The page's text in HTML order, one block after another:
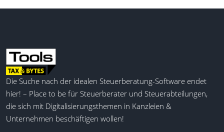
Die Suche nach der idealen Steuerberatung-Software endet
hier! – Place to be für Steuerberater und Steuerabteilungen,
die sich mit Digitalisierungsthemen in Kanzleien &
Unternehmen beschäftigen wollen!